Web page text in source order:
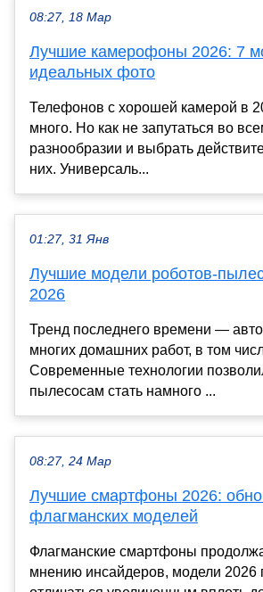
08:27, 18 Мар
Лучшие камерофоны 2026: 7
идеальных фото
Телефонов с хорошей камерой в
много. Но как не запутаться во
разнообразии и выбрать
них. Универсаль...
01:27, 31 Янв
Лучшие модели роботов-
2026
Тренд последнего времени —
многих домашних работ, в том
Современные технологии
пылесосам стать намного ...
08:27, 24 Мар
Лучшие смартфоны 2026:
флагманских моделей
Флагманские смартфоны
мнению инсайдеров, модели 2026